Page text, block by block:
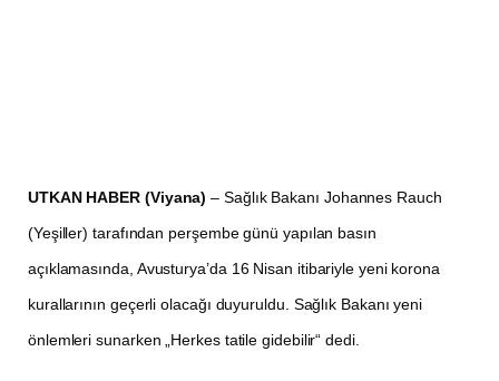
UTKAN HABER (Viyana) – Sağlık Bakanı Johannes Rauch
(Yeşiller) tarafından perşembe günü yapılan basın
açıklamasında, Avusturya’da 16 Nisan itibariyle yeni korona
kurallarının geçerli olacağı duyuruldu. Sağlık Bakanı yeni
önlemleri sunarken „Herkes tatile gidebilir“ dedi.